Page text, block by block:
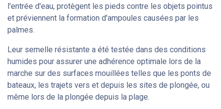
l'entrée d'eau, protègent les pieds contre les objets pointus
et préviennent la formation d'ampoules causées par les
palmes.
Leur semelle résistante a été testée dans des conditions
humides pour assurer une adhérence optimale lors de la
marche sur des surfaces mouillées telles que les ponts de
bateaux, les trajets vers et depuis les sites de plongée, ou
même lors de la plongée depuis la plage.